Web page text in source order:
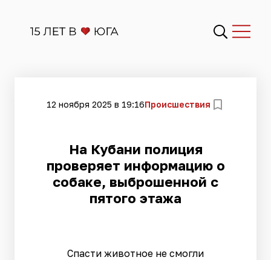
12 ноября 2025 в 19:16Происшествия
На Кубани полиция
проверяет информацию о
собаке, выброшенной с
пятого этажа
Спасти животное не смогли